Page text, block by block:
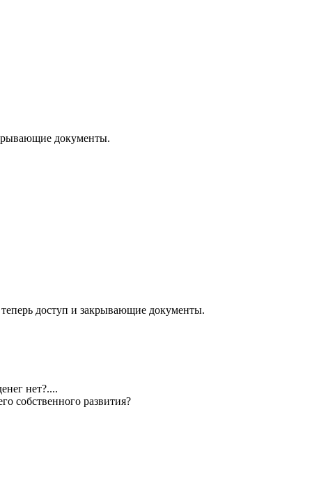
документы.
доступ и закрывающие документы.
нет?....
собственного развития?